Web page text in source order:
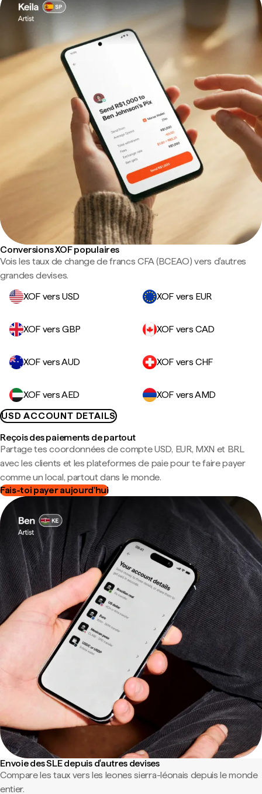
Conversions XOF populaires
Vois les taux de change de francs CFA (BCEAO) vers d'autres
grandes devises.
XOF vers USD
XOF vers EUR
XOF vers GBP XOF vers CAD
XOF vers AUD XOF vers CHF
XOF vers AED
XOF vers AMD
USD ACCOUNT DETAILS
Reçois des paiements de partout
Partage tes coordonnées de compte USD, EUR, MXN et BRL
avec les clients et les plateformes de paie pour te faire payer
comme un local, partout dans le monde.
Fais-toi payer aujourd'hui
Envoie des SLE depuis d'autres devises
Compare les taux vers les leones sierra-léonais depuis le monde
entier.